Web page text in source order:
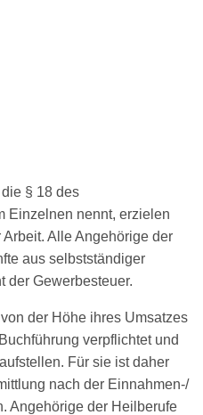
§ 18 des
Einzelnen nennt, erzielen
Alle Angehörige der
aus selbstständiger
der Gewerbesteuer.
der Höhe ihres Umsatzes
verpflichtet und
Für sie ist daher
nach der Einnahmen-/
Angehörige der Heilberufe